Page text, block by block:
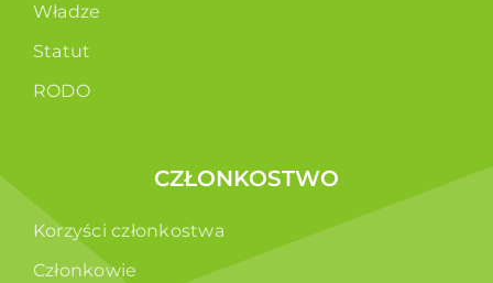
Władze
Statut
RODO
CZŁONKOSTWO
Korzyści członkostwa
Członkowie